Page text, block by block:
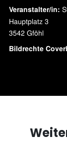
Veranstalter/in:
Hauptplatz 3
Bildrechte